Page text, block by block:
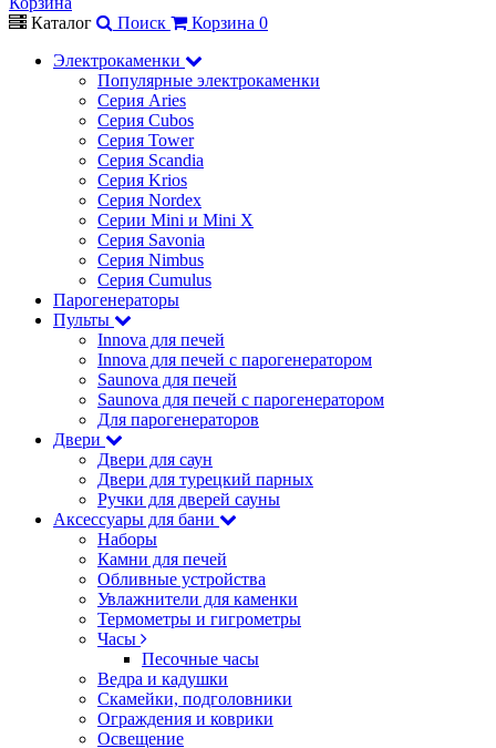
Каталог
Поиск Корзина 0
Электрокаменки
Популярные электрокаменки
Серия Aries
Серия Cubos
Серия Tower
Серия Scandia
Серия Krios
Серия Nordex
Серии Mini и Mini X
Серия Savonia
Серия Nimbus
Серия Cumulus
Парогенераторы
Пульты
Innova для печей
Innova для печей с парогенератором
Saunova для печей
Saunova для печей с парогенератором
Для парогенераторов
Двери
Двери для саун
Двери для турецкий парных
Ручки для дверей сауны
Аксессуары для бани
Наборы
Камни для печей
Обливные устройства
Увлажнители для каменки
Термометры и гигрометры
Часы
Песочные часы
Ведра и кадушки
Скамейки, подголовники
Ограждения и коврики
Освещение